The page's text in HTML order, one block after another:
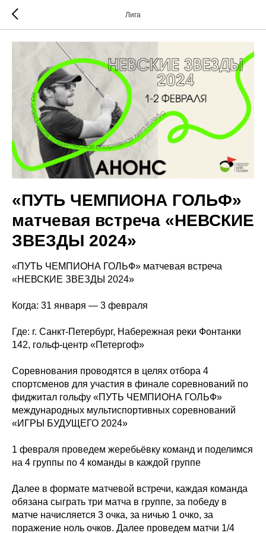
Лига
«ПУТЬ ЧЕМПИОНА ГОЛЬФ»
матчевая встреча «НЕВСКИЕ
ЗВЕЗДЫ 2024»
«ПУТЬ ЧЕМПИОНА ГОЛЬФ» матчевая встреча
«НЕВСКИЕ ЗВЕЗДЫ 2024»
Когда: 31 января — 3 февраля
Где: г. Санкт-Петербург, Набережная реки Фонтанки
142, гольф-центр «Петергоф»
Соревнования проводятся в целях отбора 4
спортсменов для участия в финале соревнований по
фиджитал гольфу «ПУТЬ ЧЕМПИОНА ГОЛЬФ»
международных мультиспортивных соревнований
«ИГРЫ БУДУЩЕГО 2024»
1 февраля проведем жеребьёвку команд и поделимся
на 4 группы по 4 команды в каждой группе
Далее в формате матчевой встречи, каждая команда
обязана сыграть три матча в группе, за победу в
матче начисляется 3 очка, за ничью 1 очко, за
поражение ноль очков. Далее проведем матчи 1/4